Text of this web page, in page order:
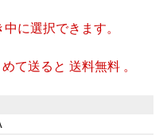
に選択できます。
て送ると 送料無料 。